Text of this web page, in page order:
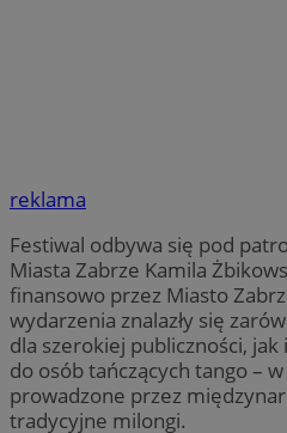
reklama
Festiwal odbywa się pod
Miasta Zabrze Kamila
finansowo przez Miasto
wydarzenia znalazły się
dla szerokiej publiczności,
do osób tańczących tango –
prowadzone przez
tradycyjne milongi.